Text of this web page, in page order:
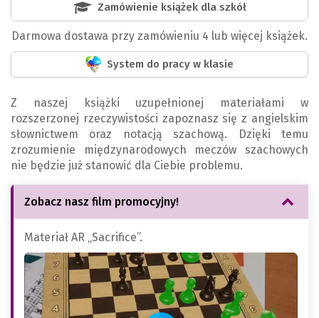
Z naszej książki uzupełnionej materiałami w
rozszerzonej rzeczywistości zapoznasz się z angielskim
słownictwem oraz notacją szachową. Dzięki temu
zrozumienie międzynarodowych meczów szachowych
nie będzie już stanowić dla Ciebie problemu.
Zobacz nasz film promocyjny!
Materiał AR „Sacrifice”.
Zamówienie książek dla szkół
Darmowa dostawa przy zamówieniu 4 lub więcej książek.
System do pracy w klasie